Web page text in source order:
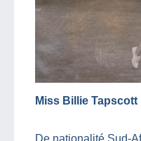
Miss Billie Tapscott